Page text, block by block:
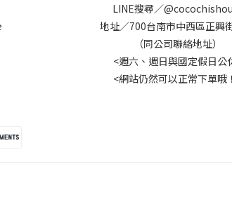
LINE搜尋／
地址／700台南市中西區正興
（同公司聯絡地址）
<週六、週日與國定假日公
<網站仍然可以正常下單哦